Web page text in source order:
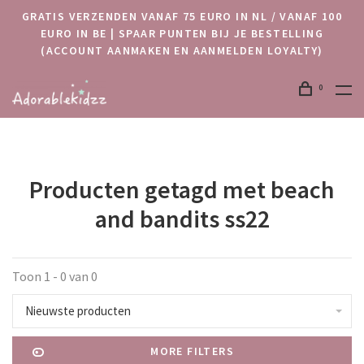
GRATIS VERZENDEN VANAF 75 EURO IN NL / VANAF 100
EURO IN BE | SPAAR PUNTEN BIJ JE BESTELLING
(ACCOUNT AANMAKEN EN AANMELDEN LOYALTY)
0
Producten getagd met beach
and bandits ss22
Toon 1 - 0 van 0
Nieuwste producten
MORE FILTERS